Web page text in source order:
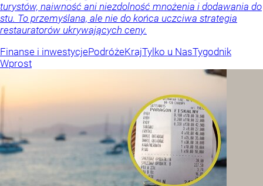
turystów, naiwność ani niezdolność mnożenia i dodawania do
stu. To przemyślana, ale nie do końca uczciwa strategia
restauratorów ukrywających ceny.
Finanse i inwestycjePodróżeKrajTylko u NasTygodnik
Wprost